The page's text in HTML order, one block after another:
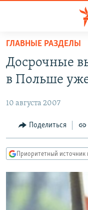
упрощенного
доступа
Вернуться
основному
Вернутся
главной
навигации
Вернутся
ПОДКАСТЫ
АВТОРСКИЕ
ЦИТАТЫ СВОБОДЫ
МНЕНИЯ
IDEL.РЕАЛИИ
КАВКАЗ.РЕАЛИИ
ГЛАВНЫЕ РАЗДЕЛЫ
Досрочные
в Польше
10 августа 2007
Поделиться
Приоритетный источник